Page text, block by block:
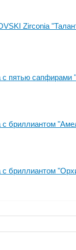
Zirconia
с пятью
с бриллиантом
с бриллиантом